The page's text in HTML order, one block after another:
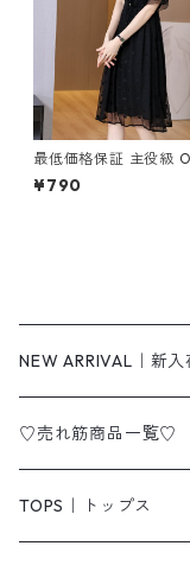
最低価格保証 主役級
勤 エレガント ワンピ
602
¥790
NEW ARRIVAL｜新入
♡売れ筋商品一覧♡
TOPS｜トップス